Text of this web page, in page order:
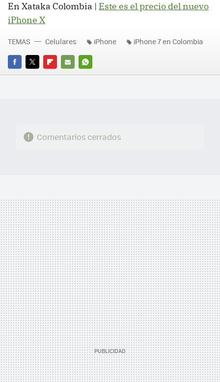
En Xataka Colombia | Este es el precio del nuevo
iPhone X
FACEBOOK
TWITTERFLIPBOARD
E-
WHATSAPP
TEMAS Celulares iPhone iPhone 7 en Colombia
Comentarios cerrados